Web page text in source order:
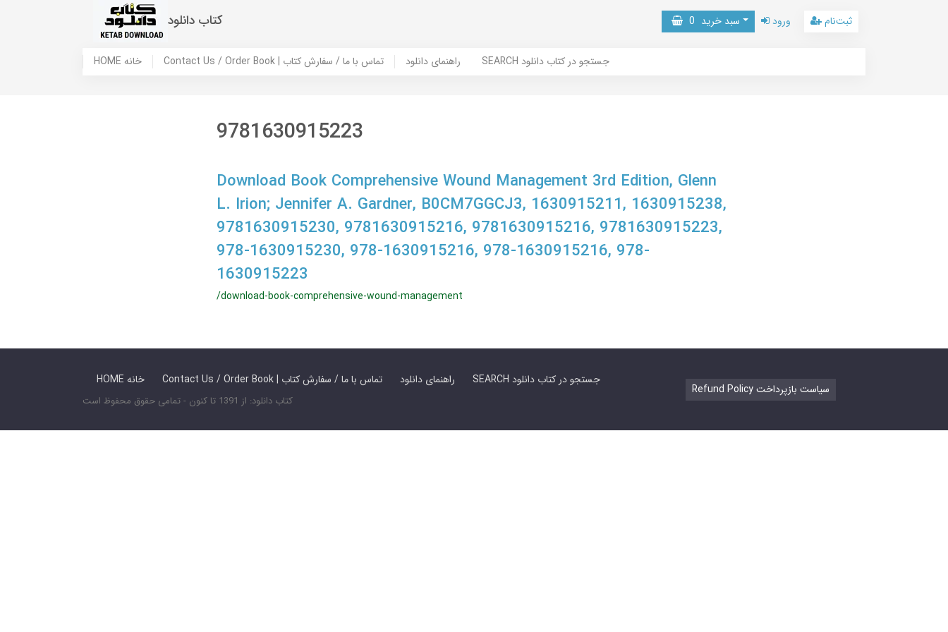
کتاب دانلود سبد خرید 0 ورود ثبت‌نام
HOME خانه Contact Us / Order Book | تماس با ما / سفارش کتاب راهنمای دانلود SEARCH جستجو در کتاب دانلود
9781630915223
Download Book Comprehensive Wound Management 3rd Edition, Glenn
L. Irion; Jennifer A. Gardner, B0CM7GGCJ3, 1630915211, 1630915238,
9781630915230, 9781630915216, 9781630915216, 9781630915223,
978-1630915230, 978-1630915216, 978-1630915216, 978-
1630915223
/download-book-comprehensive-wound-management
HOME خانه Contact Us / Order Book | تماس با ما / سفارش کتاب راهنمای دانلود SEARCH جستجو در کتاب دانلود
کتاب دانلود: از 1391 تا کنون - تمامی حقوق محفوظ است
Refund Policy سیاست بازپرداخت